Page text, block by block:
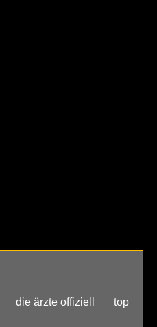
die ärzte offiziell top